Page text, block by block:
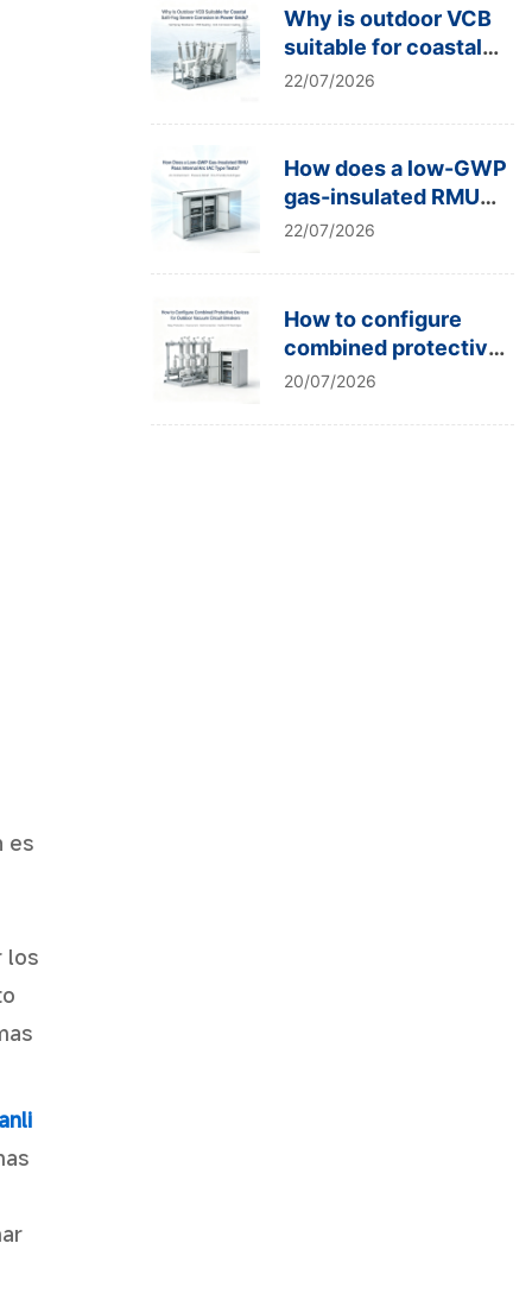
es
los
Why is outdoor VCB
suitable for coastal
salt-fog severe
grids?
22/07/2026
How does a low-GWP
gas-insulated RMU
pass internal arc IAC
22/07/2026
How to configure
combined protective
devices for outdoor
breakers?
20/07/2026